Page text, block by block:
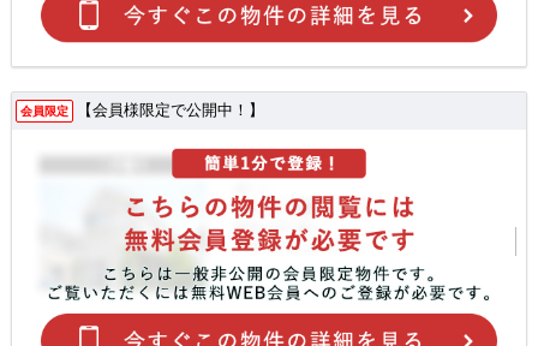
会員限定 【会員様限定で公開中！】